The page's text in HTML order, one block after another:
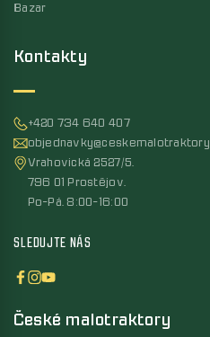
Kontakty
+420 734 640 407
Vrahovická 2527/5,
796 01 Prostějov,
Po-Pá, 8:00-16:00
SLEDUJTE NÁS
Bazar
České malotraktory